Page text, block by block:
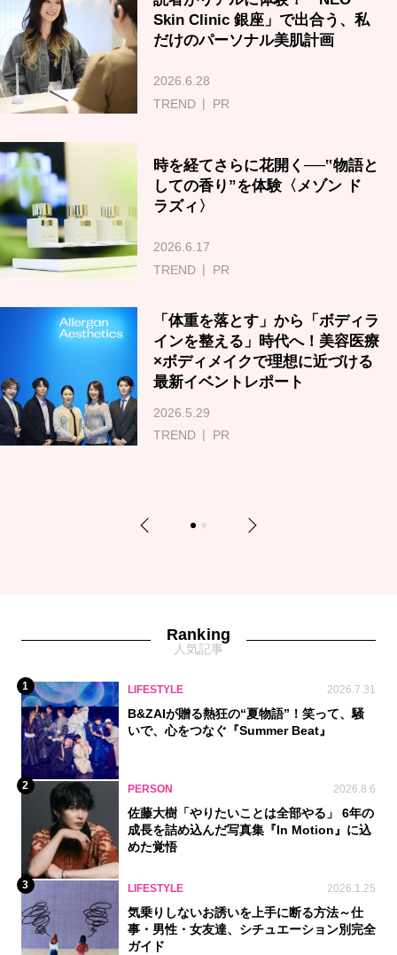
Skin Clinic 銀座」で出合う、私
だけのパーソナル美肌計画
2026.6.28
TREND
PR
時を経てさらに花開く──‟物語と
しての香り”を体験〈メゾン ド
ラズィ〉
2026.6.17
TREND
PR
「体重を落とす」から「ボディラ
インを整える」時代へ！美容医療
×ボディメイクで理想に近づける
最新イベントレポート
2026.5.29
TREND
PR
Previous 1 2 Next
Ranking
人気記事
1 LIFESTYLE 2026.7.31
B&ZAIが贈る熱狂の“夏物語”！笑って、騒
いで、心をつなぐ『Summer Beat』
2 PERSON 2026.8.6
佐藤大樹「やりたいことは全部やる」 6年の
成長を詰め込んだ写真集『In Motion』に込
めた覚悟
3 LIFESTYLE 2026.1.25
気乗りしないお誘いを上手に断る方法～仕
事・男性・女友達、シチュエーション別完全
ガイド